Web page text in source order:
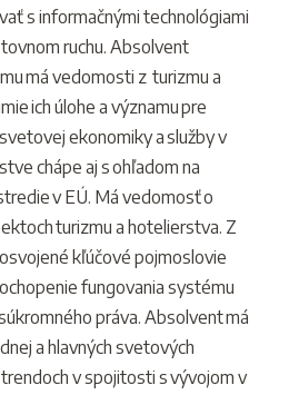
s informačnými technológiami
ruchu. Absolvent
má vedomosti z turizmu a
ich úlohe a významu pre
ekonomiky a služby v
chápe aj s ohľadom na
v EÚ. Má vedomosť o
turizmu a hotelierstva. Z
kľúčové pojmoslovie
fungovania systému
práva. Absolvent má
a hlavných svetových
v spojitosti s vývojom v